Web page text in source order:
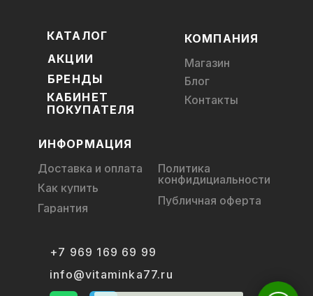
КАТАЛОГ
КАБИНЕТ
ПОКУПАТЕЛЯ
БРЕНДЫ
АКЦИИ
Магазин
Блог
Контакты
КОМПАНИЯ
+7 969 169 69 99
info@vitaminka77.ru
ИНФОРМАЦИЯ
Доставка и оплата
Как купить
Политика
конфидициальности
Публичная оферта
Гарантия